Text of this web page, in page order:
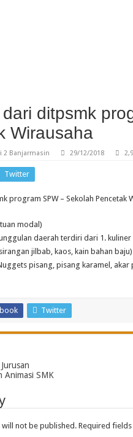
ditpsmk
Wirausaha
2 Banjarmasin 29/12/2018
Twitter
program SPW – Sekolah Pencetak
modal)
daerah terdiri dari 1.
jilbab, kaos, kain bahan baju)
pisang, pisang karamel,
Twitter
Animasi SMK
not be published.Required fields